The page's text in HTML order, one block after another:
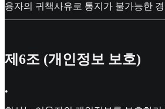
용자의 귀책사유로 통지가 불가능한
제6조 (개인정보 보호)
•